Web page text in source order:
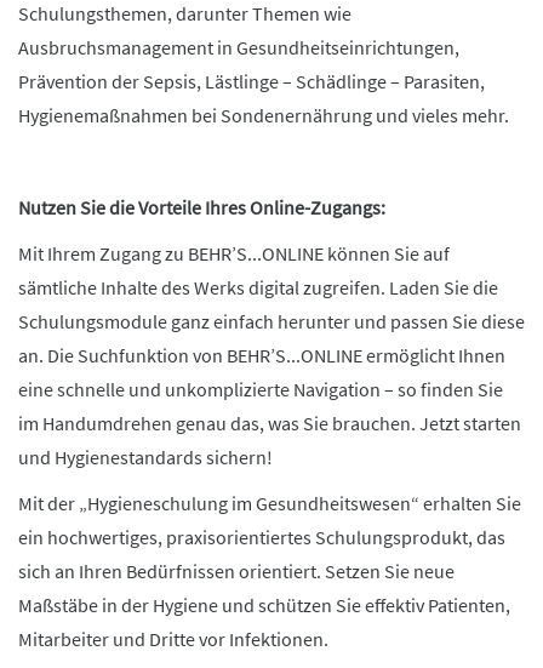
Schulungsthemen, darunter Themen wie
Ausbruchsmanagement in Gesundheitseinrichtungen,
Prävention der Sepsis, Lästlinge – Schädlinge – Parasiten,
Hygienemaßnahmen bei Sondenernährung und vieles mehr.
Nutzen Sie die Vorteile Ihres Online-Zugangs:
Mit Ihrem Zugang zu BEHR’S...ONLINE können Sie auf
sämtliche Inhalte des Werks digital zugreifen. Laden Sie die
Schulungsmodule ganz einfach herunter und passen Sie diese
an. Die Suchfunktion von BEHR’S...ONLINE ermöglicht Ihnen
eine schnelle und unkomplizierte Navigation – so finden Sie
im Handumdrehen genau das, was Sie brauchen. Jetzt starten
und Hygienestandards sichern!
Mit der „Hygieneschulung im Gesundheitswesen“ erhalten Sie
ein hochwertiges, praxisorientiertes Schulungsprodukt, das
sich an Ihren Bedürfnissen orientiert. Setzen Sie neue
Maßstäbe in der Hygiene und schützen Sie effektiv Patienten,
Mitarbeiter und Dritte vor Infektionen.